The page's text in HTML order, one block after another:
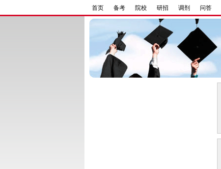
首页 备考 院校 研招 调剂 问答